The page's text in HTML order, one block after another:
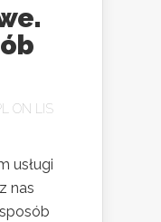
ON LIS
usługi
nas